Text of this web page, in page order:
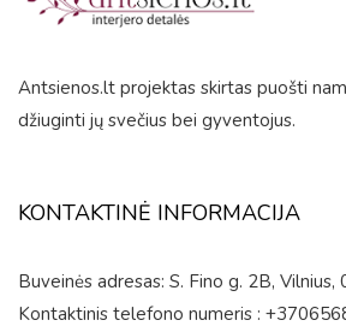
Antsienos.lt projektas skirtas puošti
džiuginti jų svečius bei gyventojus.
KONTAKTINĖ INFORMACIJA
Buveinės adresas: S. Fino g. 2B, Vilnius,
Kontaktinis telefono numeris :